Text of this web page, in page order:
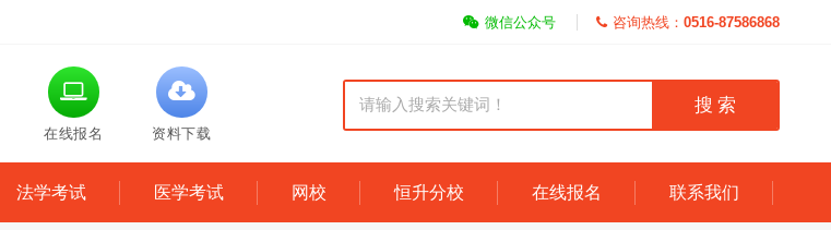
微信公众号 咨询热线： 0516-87586868
在线报名 资料下载
搜 索
法学考试 医学考试 网校 恒升分校 在线报名 联系我们